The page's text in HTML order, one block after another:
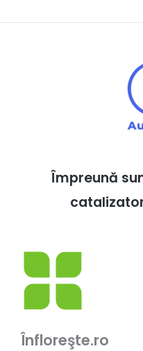
Împreună
Înfloreşte.ro